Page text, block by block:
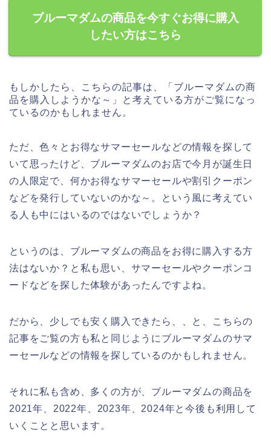
ブルーマダムの商品を今すぐお得に購入
したい方はこちら
もしかしたら、こちらの記事は、「ブルーマダムの商
品を購入しようかな～」と考えている方がご覧になっ
ているのかもしれません。
ただ、色々とお得なサマーセールなどの情報を探して
いて思ったけど、ブルーマダムのお店で今月が誕生日
の人限定で、何かお得なサマーセールや割引クーポン
などを発行していないのかな～。という風に考えてい
る人も中にはいるのではないでしょうか？
というのは、ブルーマダムの商品をお得に購入する方
法はないか？と私も思い、サマーセールやクーポンコ
ードなどを探した体験があったんですよね。
だから、少しでも安く購入できたら、、と、こちらの
記事をご覧の方も私と同じようにブルーマダムのサマ
ーセールなどの情報を探しているのかもしれません。
それに私も含め、多くの方が、ブルーマダムの商品を
2021年、2022年、2023年、2024年と今後も利用して
いくことと思います。